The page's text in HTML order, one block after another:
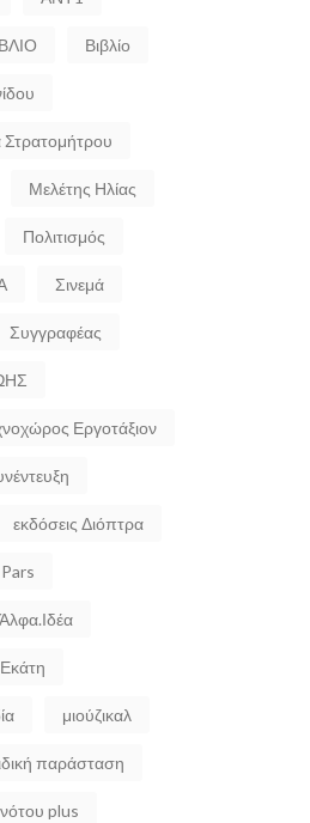
Βιβλίο
Στρατομήτρου
Μελέτης Ηλίας
Πολιτισμός
Σινεμά
Συγγραφέας
Εργοτάξιον
εκδόσεις Διόπτρα
μιούζικαλ
παράσταση
plus